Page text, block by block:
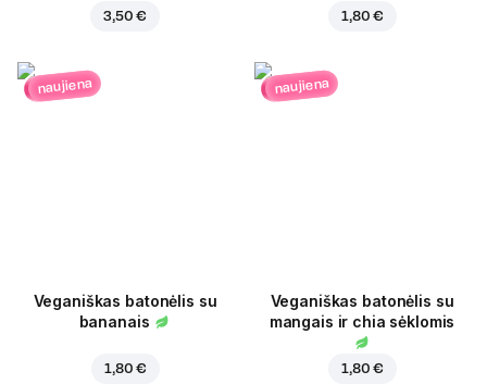
3,50 € 1,80 €
naujiena
Veganiškas batonėlis su
bananais
1,80 €
naujiena
Veganiškas batonėlis su
mangais ir chia sėklomis
1,80 €